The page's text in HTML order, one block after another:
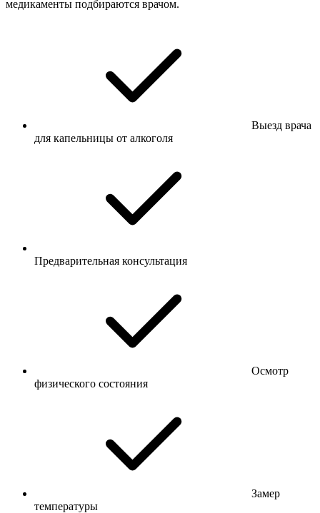
медикаменты подбираются врачом.
Выезд врача
для капельницы от алкоголя
Предварительная консультация
Осмотр
физического состояния
Замер
температуры